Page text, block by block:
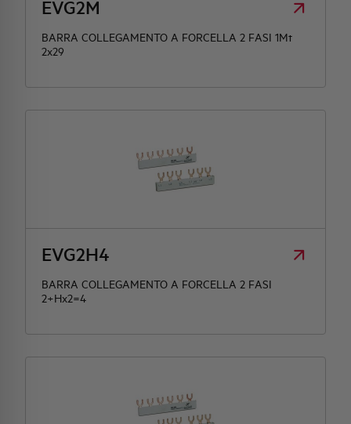
EVG2M
BARRA COLLEGAMENTO A FORCELLA 2 FASI 1Mt
2x29
EVG2H4
BARRA COLLEGAMENTO A FORCELLA 2 FASI
2+Hx2=4